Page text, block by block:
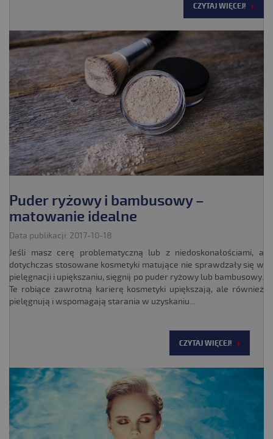
CZYTAJ WIĘCEJ!
Puder ryżowy i bambusowy –
matowanie idealne
Data publikacji: 2017-10-18
Jeśli masz cerę problematyczną lub z niedoskonałościami, a
dotychczas stosowane kosmetyki matujące nie sprawdzały się w
pielęgnacji i upiększaniu, sięgnij po puder ryżowy lub bambusowy.
Te robiące zawrotną karierę kosmetyki upiększają, ale również
pielęgnują i wspomagają starania w uzyskaniu...
CZYTAJ WIĘCEJ!